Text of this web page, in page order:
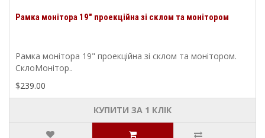
Рамка монітора 19" проекційна зі склом та монітором
Рамка монітора 19" проекційна зі склом та монітором.
СклоМонітор..
$239.00
КУПИТИ ЗА 1 КЛIК